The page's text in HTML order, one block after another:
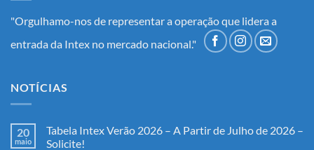
"Orgulhamo-nos de representar a operação que lidera a
entrada da Intex no mercado nacional."
NOTÍCIAS
20
maio
Tabela Intex Verão 2026 – A Partir de Julho de 2026 –
Solicite!